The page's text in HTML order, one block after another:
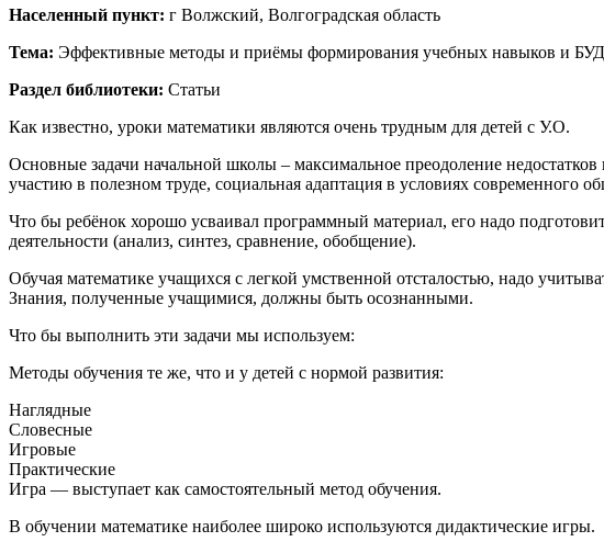
Населенный пункт: г Волжский, Волгоградская область
Тема: Эффективные методы и приёмы формирования учебных навыков и БУД
Раздел библиотеки: Статьи
Как известно, уроки математики являются очень трудным для детей с У.О.
Основные задачи начальной школы – максимальное преодоление
участию в полезном труде, социальная адаптация в условиях современного
Что бы ребёнок хорошо усваивал программный материал, его надо
деятельности (анализ, синтез, сравнение, обобщение).
Обучая математике учащихся с легкой умственной отсталостью, надо
Знания, полученные учащимися, должны быть осознанными.
Что бы выполнить эти задачи мы используем:
Методы обучения те же, что и у детей с нормой развития:
Наглядные
Словесные
Игровые
Практические
Игра — выступает как самостоятельный метод обучения.
В обучении математике наиболее широко используются дидактические игры.